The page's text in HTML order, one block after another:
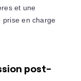
et une
prise en charge
post-